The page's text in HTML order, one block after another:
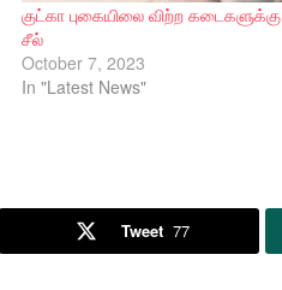
குட்கா புகையிலை விற்ற கடைகளுக்கு
சீல்
October 7, 2023
In "Latest News"
Tweet 77